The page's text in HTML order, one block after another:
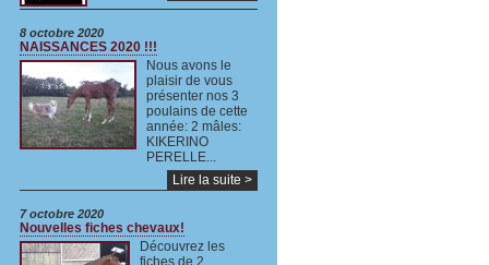
8 octobre 2020
NAISSANCES 2020 !!!
Nous avons le
plaisir de vous
présenter nos 3
poulains de cette
année: 2 mâles:
KIKERINO
PERELLE...
Lire la suite >
7 octobre 2020
Nouvelles fiches chevaux!
Découvrez les
fiches de 2